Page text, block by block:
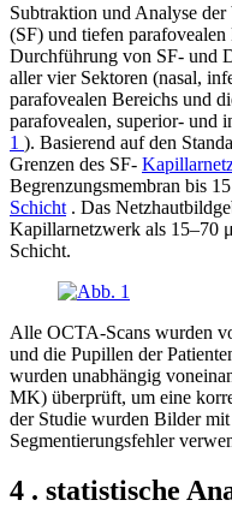
Subtraktion und Analyse
(SF) und tiefen
Durchführung von SF- und
aller vier Sektoren (nasal,
parafovealen Bereichs und
parafovealen, superior- und
1 ). Basierend auf den
Grenzen des SF-
Begrenzungsmembran bis
Schicht . Das
Kapillarnetzwerk als 15–70
Schicht.
Alle OCTA-Scans wurden
und die Pupillen der
wurden unabhängig
MK) überprüft, um eine
der Studie wurden Bilder
Segmentierungsfehler
4 . statistische